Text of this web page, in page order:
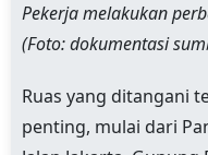
Pekerja melakukan
(Foto: dokumentasi
Ruas yang ditangani
penting, mulai dari